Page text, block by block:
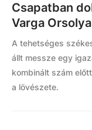
Csapatban
Varga
A tehetséges
állt messze egy
kombinált szám
a lövészete.